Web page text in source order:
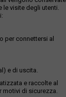
le visite degli utenti.
per connettersi al
e di uscita.
e raccolte al
motivi di sicurezza.